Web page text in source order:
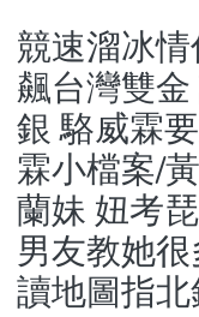
Statistics
競速溜冰
飆台灣雙
銀 駱威霖
霖小檔案/
蘭妹 妞考
男友教她
讀地圖指